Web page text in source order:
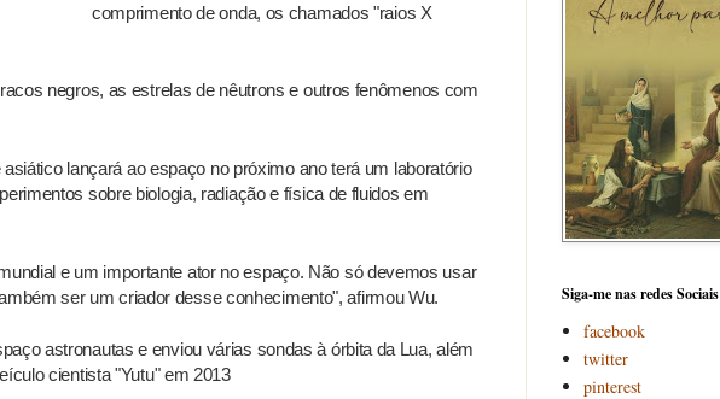
comprimento de onda, os chamados "raios X
negros, as estrelas de nêutrons e outros fenômenos com
lançará ao espaço no próximo ano terá um laboratório
sobre biologia, radiação e física de fluidos em
e um importante ator no espaço. Não só devemos usar
ser um criador desse conhecimento", afirmou Wu.
astronautas e enviou várias sondas à órbita da Lua, além
cientista "Yutu" em 2013
Siga-me nas redes Sociais
facebook
twitter
pinterest